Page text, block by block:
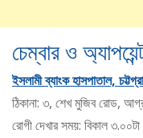
চেম্বার ও
ইসলামী ব্যাংক হাসপাতাল,
ঠিকানা: ৩, শেখ মুজিব রোড,
রোগী দেখার সময়: বিকাল